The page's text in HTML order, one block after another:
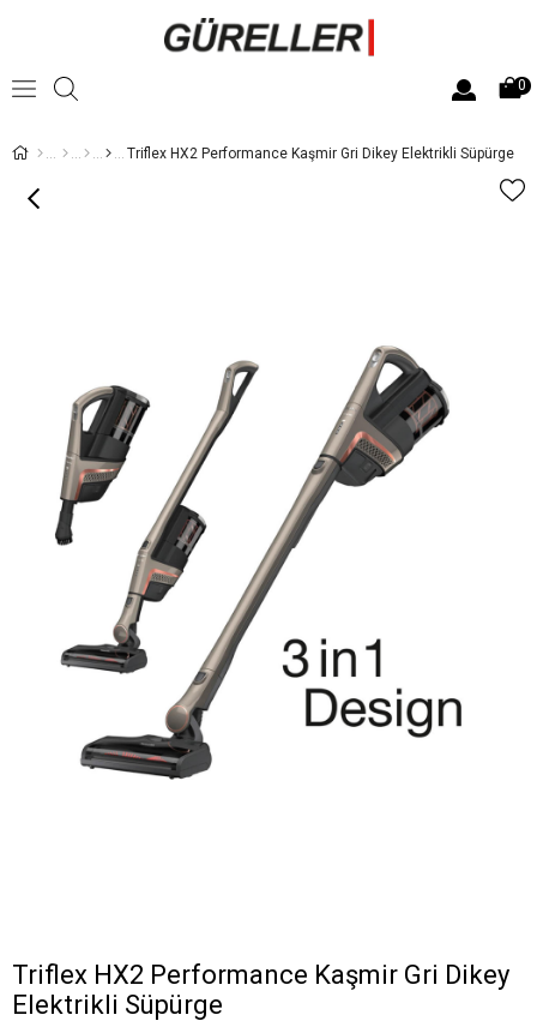
0
Triflex HX2 Performance Kaşmir Gri Dikey Elektrikli Süpürge
Triflex HX2 Performance Kaşmir Gri Dikey
Elektrikli Süpürge